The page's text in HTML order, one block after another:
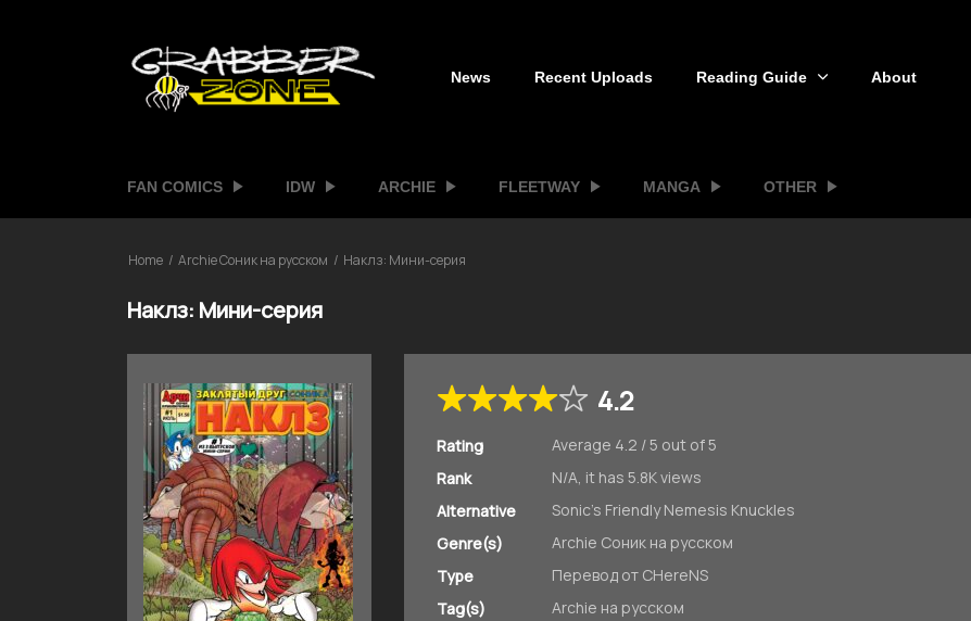
News Recent Uploads Reading Guide About
FAN COMICS IDW ARCHIE FLEETWAY MANGA OTHER
Home Archie Соник на русском Наклз: Мини-серия
Наклз: Мини-серия
4.2
Rating Average 4.2 /5 out of5
Rank
N/A, it has 5.8K views
Alternative
Sonic's Friendly Nemesis Knuckles
Genre(s)
Archie Соник на русском
Type
Перевод от CHereNS
Tag(s)
Archie на русском